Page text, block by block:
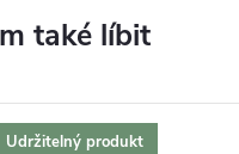
Udržitelný produkt